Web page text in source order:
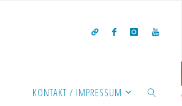
KONTAKT / IMPRESSUM